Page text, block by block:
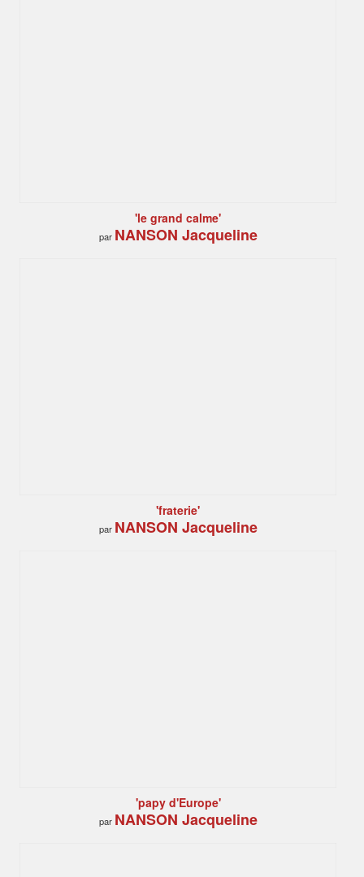
'le grand calme'
par NANSON Jacqueline
'fraterie'
par NANSON Jacqueline
'papy d'Europe'
par NANSON Jacqueline